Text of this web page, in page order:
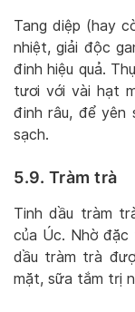
Tang diệp (hay
nhiệt, giải độc
đinh hiệu quả.
tươi với vài hạt
đinh râu, để yên
sạch.
5.9. Tràm trà
Tinh dầu tràm
của Úc. Nhờ đặc
dầu tràm trà
mặt, sữa tắm trị